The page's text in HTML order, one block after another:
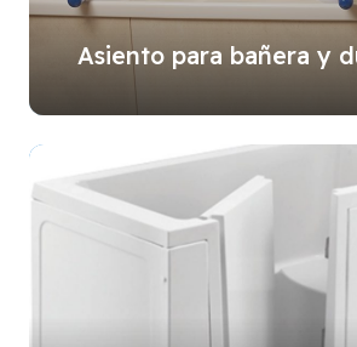
Asiento para bañera y